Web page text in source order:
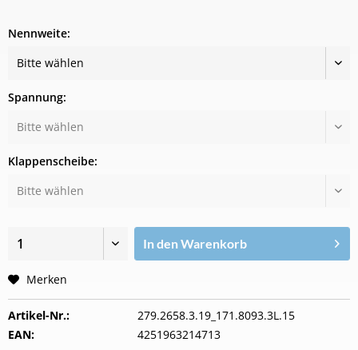
Nennweite:
Spannung:
Klappenscheibe:
In denWarenkorb
Merken
Artikel-Nr.:
279.2658.3.19_171.8093.3L.15
EAN:
4251963214713